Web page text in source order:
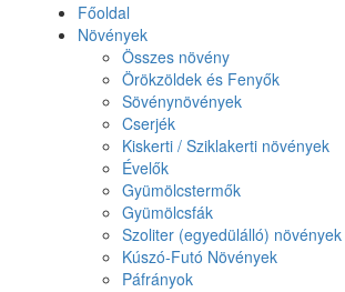
Főoldal
Növények
Összes növény
Örökzöldek és Fenyők
Sövénynövények
Cserjék
Kiskerti / Sziklakerti növények
Évelők
Gyümölcstermők
Gyümölcsfák
Szoliter (egyedülálló) növények
Kúszó-Futó Növények
Páfrányok